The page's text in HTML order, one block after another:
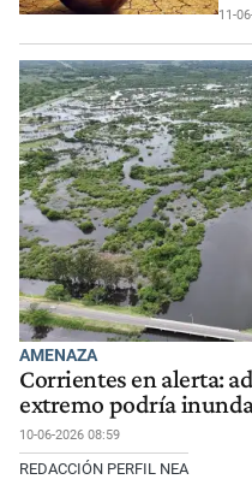
11-
AMENAZA
Corrientes en alerta:
extremo podría
10-06-2026 08:59
REDACCIÓN PERFIL NEA